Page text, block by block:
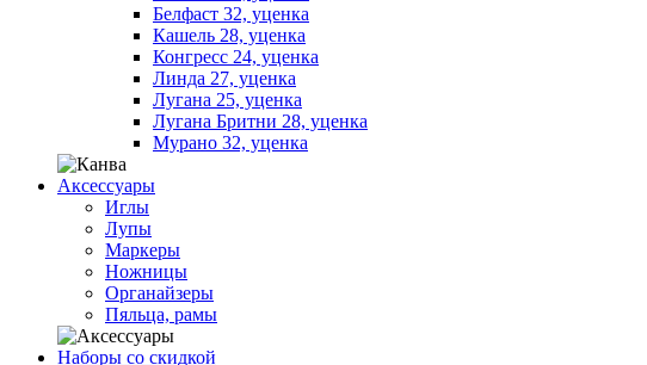
Белфаст 32, уценка
Кашель 28, уценка
Конгресс 24, уценка
Линда 27, уценка
Лугана 25, уценка
Лугана Бритни 28, уценка
Мурано 32, уценка
Аксессуары
Иглы
Лупы
Маркеры
Ножницы
Органайзеры
Пяльца, рамы
Наборы со скидкой